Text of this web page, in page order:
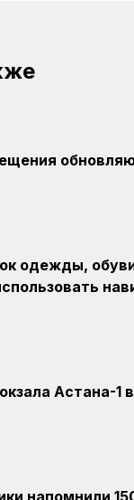
одежды,
Астана-1